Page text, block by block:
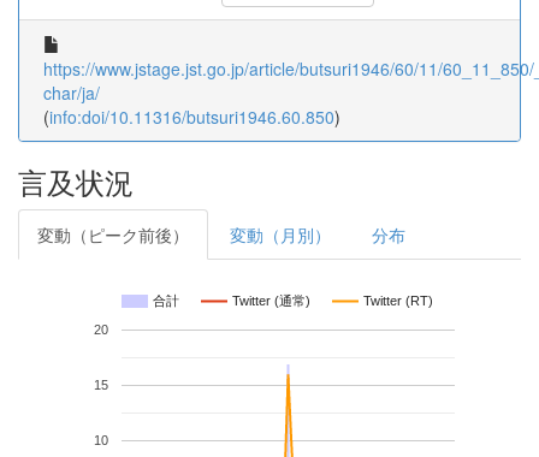
https://www.jstage.jst.go.jp/article/butsuri1946/60/11/
char/ja/
(info:doi/10.11316/butsuri1946.60.850)
言及状況
変動（ピーク前後） 変動（月別） 分布
合計 Twitter (通常) Twitter (RT)
10
15
20